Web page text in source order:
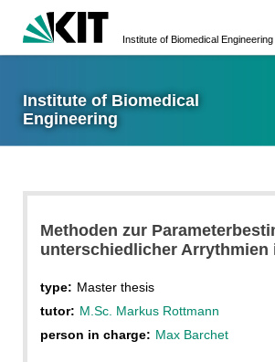
Institute of Biomedical Engineering
Institute of Biomedical
Engineering
Methoden zur
unterschiedlicher Arrythmien
type: Master thesis
tutor: M.Sc. Markus Rottmann
person in charge: Max Barchet